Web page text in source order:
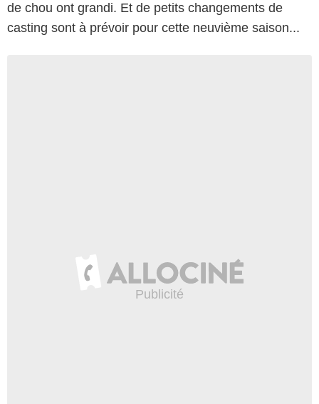
de chou ont grandi. Et de petits changements de
casting sont à prévoir pour cette neuvième saison...